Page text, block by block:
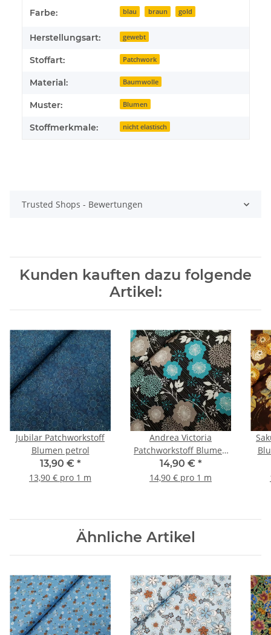
Farbe: blau braun gold
Herstellungsart: gewebt
Stoffart: Patchwork
Material: Baumwolle
Muster: Blumen
Stoffmerkmale: nicht elastisch
Trusted Shops - Bewertungen
Kunden kauften dazu folgende
Artikel:
Jubilar Patchworkstoff
Blumen petrol
13,90 € *
13,90 € pro 1 m
Andrea Victoria
Patchworkstoff Blumen
schwarz, grau, weiß,
türkis
14,90 € *
14,90 € pro 1 m
Ähnliche Artikel